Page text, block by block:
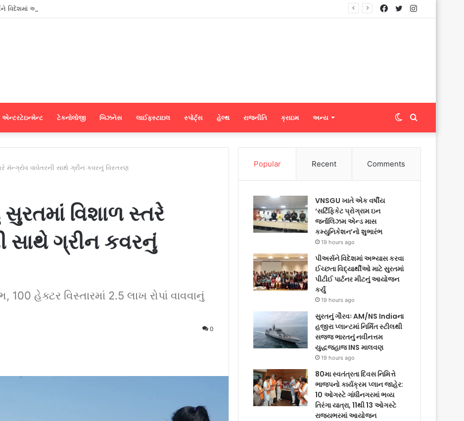
વિદેશમાં અભ્યાસ કરવા ઈચ્છતા વિદ્યાર્થીઓ માટે સુરતમાં પીટીઈ પાર્ટનર મીટનું આયોજન કર્યું Instagram
Twitter
Facebook
એન્ટરટેઇન્મેન્ટ ટેકનોલોજી બિઝનેસ લાઈફસ્ટાઇલ સ્પોર્ટ્સ હેલ્થ રાજનીતિ ક્રાઇમ અન્ય Search
for
Switch
skin
મૅન્ગ્રોવ વાવેતરની સાથે ગ્રીન કવરનું વિસ્તરણ
વિશાળ સ્તરે
સાથે ગ્રીન કવરનું
હેક્ટર વિસ્તારમાં 2.5 લાખ રોપાં વાવવાનું
0
Popular Recent Comments
VNSGU ખાતે એક વર્ષીય
‘સર્ટિફિકેટ પ્રોગ્રામ ઇન
જર્નાલિઝમ એન્ડ માસ
કમ્યુનિકેશન’નો શુભારંભ
19 hours ago
પીઅર્સને વિદેશમાં અભ્યાસ કરવા
ઈચ્છતા વિદ્યાર્થીઓ માટે સુરતમાં
પીટીઈ પાર્ટનર મીટનું આયોજન
કર્યું
19 hours ago
સુરતનું ગૌરવઃ AM/NS Indiaના
હજીરા પ્લાન્ટમાં નિર્મિત સ્ટીલથી
સજ્જ ભારતનું નવીનત્તમ
યુદ્ધજહાજ INS માલવણ
19 hours ago
80મા સ્વતંત્રતા દિવસ નિમિત્તે
ભાજપનો કાર્યક્રમ પ્લાન જાહેર:
10 ઓગસ્ટે ગાંધીનગરમાં ભવ્ય
તિરંગા યાત્રા, 11થી 13 ઓગસ્ટે
રાજ્યભરમાં આયોજન